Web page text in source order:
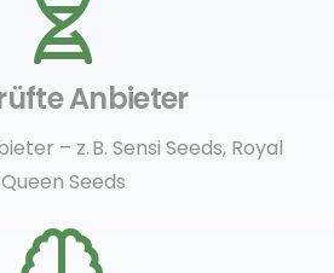
Anbieter
– z. B. Sensi Seeds, Royal
Queen Seeds